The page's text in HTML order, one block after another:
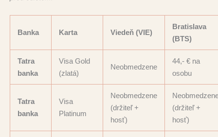
Banka Karta Viedeň (VIE)
Bratislava
(BTS)
Tatra
banka
Visa Gold
(zlatá)
Neobmedzene
44,- € na
osobu
Tatra
banka
Visa
Platinum
Neobmedzene
(držiteľ +
hosť)
(držiteľ +
hosť)